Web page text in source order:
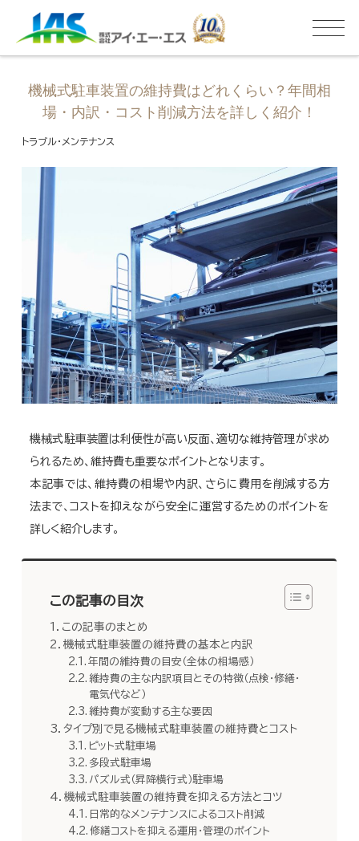
機械式駐車装置の維持費はどれくらい？年間相
場・内訳・コスト削減方法を詳しく紹介！
トラブル・メンテナンス
機械式駐車装置は利便性が高い反面、適切な維持管理が求め
られるため、維持費も重要なポイントとなります。
本記事では、維持費の相場や内訳、さらに費用を削減する方
法まで、コストを抑えながら安全に運営するためのポイントを
詳しく紹介します。
この記事の目次
この記事のまとめ
機械式駐車装置の維持費の基本と内訳
年間の維持費の目安（全体の相場感）
維持費の主な内訳項目とその特徴（点検・修繕・
電気代など）
維持費が変動する主な要因
タイプ別で見る機械式駐車装置の維持費とコスト
ピット式駐車場
多段式駐車場
パズル式（昇降横行式）駐車場
機械式駐車装置の維持費を抑える方法とコツ
日常的なメンテナンスによるコスト削減
修繕コストを抑える運用・管理のポイント